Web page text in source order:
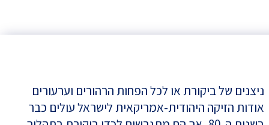
ניצנים של ביקורת או לכל הפחות הרהורים וערעורים
אודות הזיקה היהודית-אמריקאית לישראל עולים כבר